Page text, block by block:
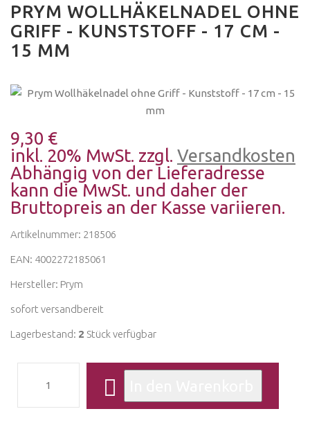
PRYM WOLLHÄKELNADEL OHNE
GRIFF - KUNSTSTOFF - 17 CM -
15 MM
9,30 €
inkl. 20% MwSt. zzgl. Versandkosten
Abhängig von der Lieferadresse
kann die MwSt. und daher der
Bruttopreis an der Kasse variieren.
Artikelnummer: 218506
EAN: 4002272185061
Hersteller: Prym
sofort versandbereit
Lagerbestand: 2 Stück verfügbar